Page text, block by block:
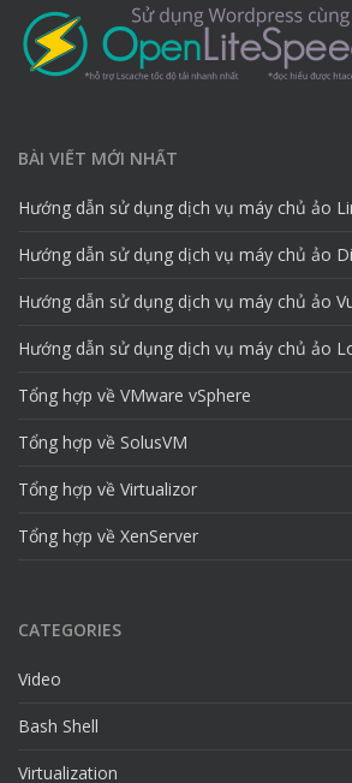
BÀI VIẾT MỚI NHẤT
Hướng dẫn sử dụng dịch vụ máy chủ ảo
Hướng dẫn sử dụng dịch vụ máy chủ ảo
Hướng dẫn sử dụng dịch vụ máy chủ ảo
Hướng dẫn sử dụng dịch vụ máy chủ ảo
Tổng hợp về VMware vSphere
Tổng hợp về SolusVM
Tổng hợp về Virtualizor
Tổng hợp về XenServer
CATEGORIES
Video
Bash Shell
Virtualization